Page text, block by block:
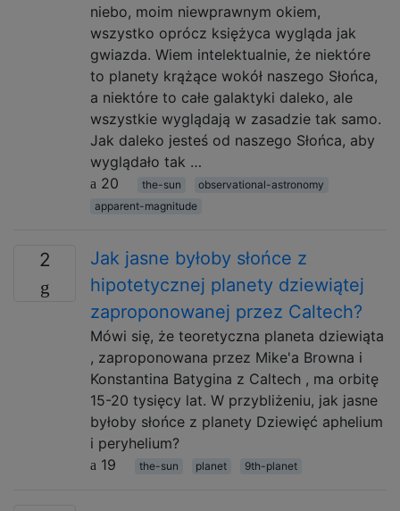
niebo, moim niewprawnym okiem,
wszystko oprócz księżyca wygląda jak
gwiazda. Wiem intelektualnie, że niektóre
to planety krążące wokół naszego Słońca,
a niektóre to całe galaktyki daleko, ale
wszystkie wyglądają w zasadzie tak samo.
Jak daleko jesteś od naszego Słońca, aby
wyglądało tak …
20
the-sun
observational-astronomy
apparent-magnitude
2
Jak jasne byłoby słońce z
hipotetycznej planety dziewiątej
zaproponowanej przez Caltech?
Mówi się, że teoretyczna planeta dziewiąta
, zaproponowana przez Mike'a Browna i
Konstantina Batygina z Caltech , ma orbitę
15-20 tysięcy lat. W przybliżeniu, jak jasne
byłoby słońce z planety Dziewięć aphelium
i peryhelium?
19
the-sun planet 9th-planet